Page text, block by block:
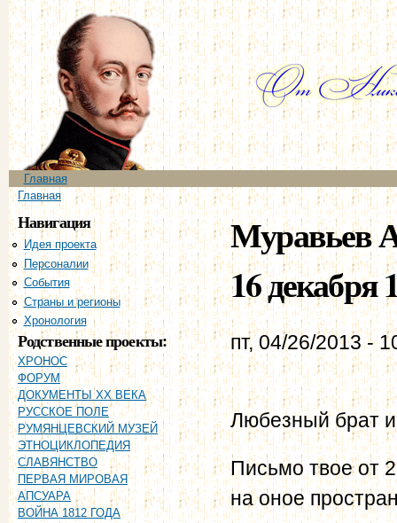
Главное меню
Главная
Вы здесь
Главная
Навигация
Идея проекта
Персоналии
События
Страны и регионы
Хронология
Родственные проекты:
ХРОНОС
ФОРУМ
ДОКУМЕНТЫ XX ВЕКА
РУССКОЕ ПОЛЕ
РУМЯНЦЕВСКИЙ МУЗЕЙ
ЭТНОЦИКЛОПЕДИЯ
СЛАВЯНСТВО
ПЕРВАЯ МИРОВАЯ
АПСУАРА
ВОЙНА 1812 ГОДА
Муравьев
16 декабря
пт, 04/26/2013 -
Любезный брат
Письмо твое от
на оное